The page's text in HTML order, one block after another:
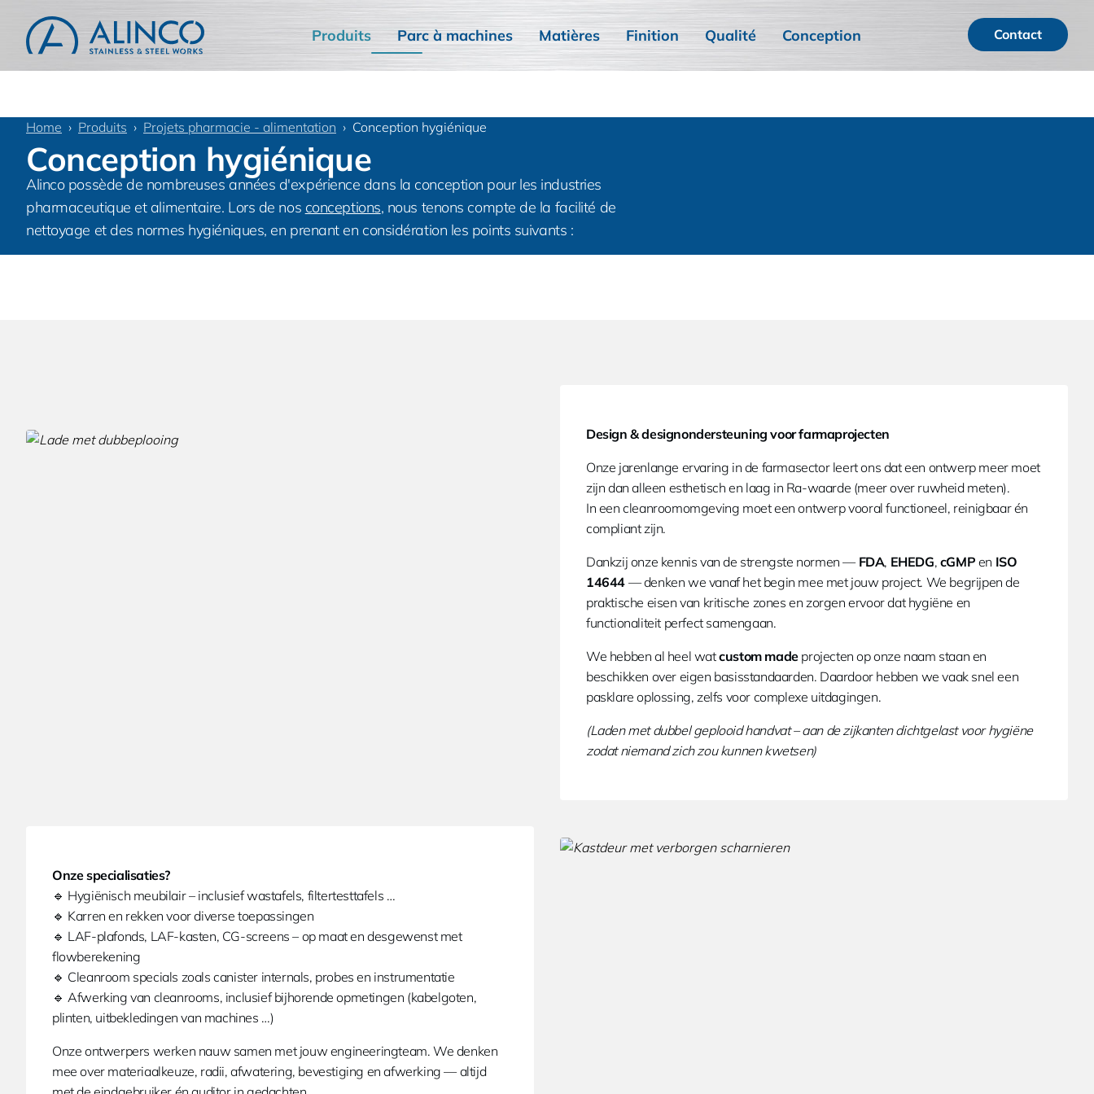
Produits Parc à machines Matières Finition Qualité Conception Contact
Home Produits Projets pharmacie - alimentation Conception hygiénique
Conception hygiénique
Alinco possède de nombreuses années d'expérience dans la conception pour les industries
pharmaceutique et alimentaire. Lors de nos conceptions, nous tenons compte de la facilité de
nettoyage et des normes hygiéniques, en prenant en considération les points suivants :
Design & designondersteuning voor farmaprojecten
Onze jarenlange ervaring in de farmasector leert ons dat een ontwerp meer moet
zijn dan alleen esthetisch en laag in Ra-waarde (meer over ruwheid meten).
In een cleanroomomgeving moet een ontwerp vooral functioneel, reinigbaar én
compliant zijn.
Dankzij onze kennis van de strengste normen — FDA, EHEDG, cGMP en ISO
14644— denken we vanaf het begin mee met jouw project. We begrijpen de
praktische eisen van kritische zones en zorgen ervoor dat hygiëne en
functionaliteit perfect samengaan.
We hebben al heel watcustom madeprojecten op onze naam staan en
beschikken over eigen basisstandaarden. Daardoor hebben we vaak snel een
pasklare oplossing, zelfs voor complexe uitdagingen.
(Laden met dubbel geplooid handvat – aan de zijkanten dichtgelast voor hygiëne
zodat niemand zich zou kunnen kwetsen)
Onze specialisaties?
🔹 Hygiënisch meubilair – inclusief wastafels, filtertesttafels …
🔹 Karren en rekken voor diverse toepassingen
🔹 LAF-plafonds, LAF-kasten, CG-screens – op maat en desgewenst met
flowberekening
🔹 Cleanroom specials zoals canister internals, probes en instrumentatie
🔹 Afwerking van cleanrooms, inclusief bijhorende opmetingen (kabelgoten,
plinten, uitbekledingen van machines …)
Onze ontwerpers werken nauw samen met jouw engineeringteam. We denken
mee over materiaalkeuze, radii, afwatering, bevestiging en afwerking — altijd